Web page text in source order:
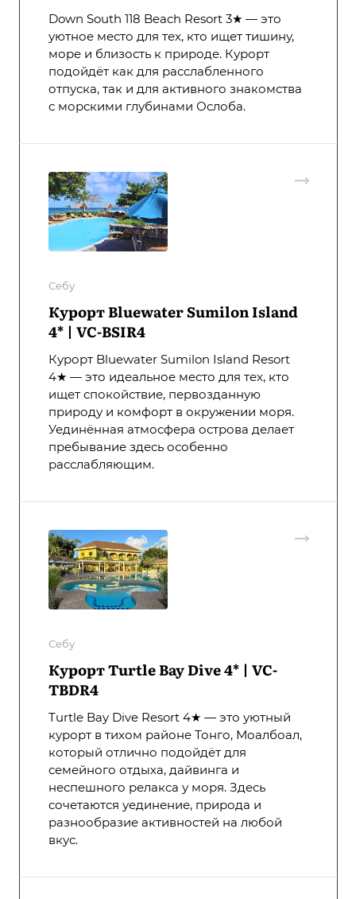
Down South 118 Beach Resort 3★ — это
уютное место для тех, кто ищет тишину,
море и близость к природе. Курорт
подойдёт как для расслабленного
отпуска, так и для активного знакомства
с морскими глубинами Ослоба.
Себу
Курорт Bluewater Sumilon Island
4* | VC-BSIR4
Курорт Bluewater Sumilon Island Resort
4★ — это идеальное место для тех, кто
ищет спокойствие, первозданную
природу и комфорт в окружении моря.
Уединённая атмосфера острова делает
пребывание здесь особенно
расслабляющим.
Себу
Курорт Turtle Bay Dive 4* | VC-
TBDR4
Turtle Bay Dive Resort 4★ — это уютный
курорт в тихом районе Тонго, Моалбоал,
который отлично подойдёт для
семейного отдыха, дайвинга и
неспешного релакса у моря. Здесь
сочетаются уединение, природа и
разнообразие активностей на любой
вкус.